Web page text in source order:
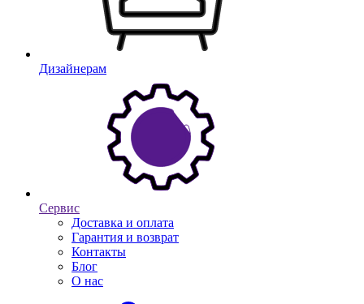
Дизайнерам
Сервис
Доставка и оплата
Гарантия и возврат
Контакты
Блог
О нас